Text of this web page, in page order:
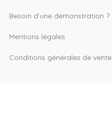
Besoin d’une démonstration ?
Mentions légales
Conditions générales de vente